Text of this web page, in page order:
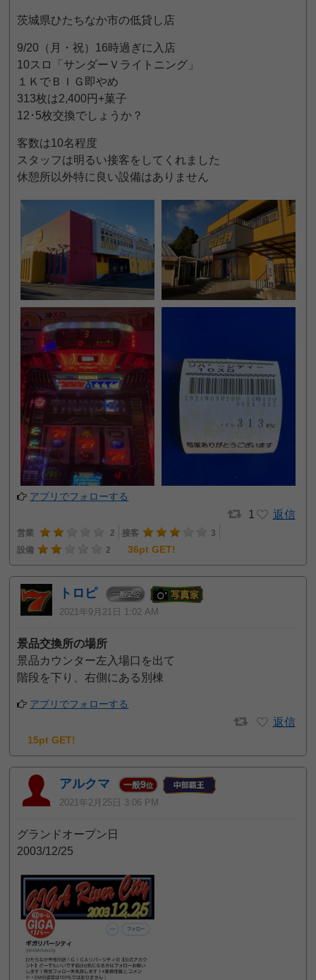
茨城県ひたちなか市の低貸し店
9/20（月・祝）16時過ぎに入店
10スロ「サンダーＶライトニング」
１ＫでＢＩＧ即やめ
313枚は2,400円+菓子
12･5枚交換でしょうか？
客数は10名程度
スタッフは明るい接客をしてくれました
休憩所以外特に良い設備はありません
アプリでフォローする
1 返信
営業 2 接客
3
設備
2 36pt GET!
トロピ 一般2位
2021年9月21日 1:02 AM
景品交換所の場所
景品カウンター左入場口を出て
階段を下り、右側にある別棟
アプリでフォローする
返信
15pt GET!
アルクマ 一般9位
2021年2月25日 3:06 PM
グランドオープン日
2003/12/25